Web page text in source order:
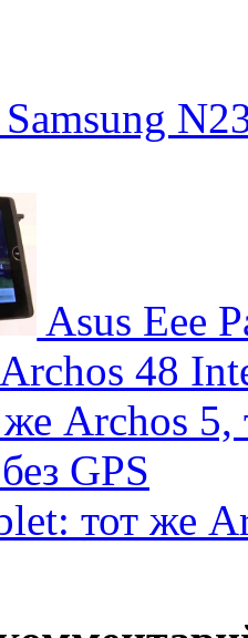
Asus Eee
тот же